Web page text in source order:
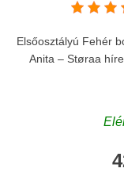
Elsőosztályú Fehér
Anita – Støraa